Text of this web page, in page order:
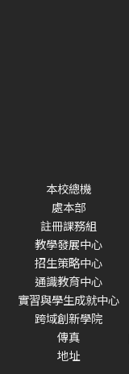
本校總機
處本部
註冊課務組
教學發展中心
招生策略中心
通識教育中心
實習與學生成就中心
跨域創新學院
傳真
地址